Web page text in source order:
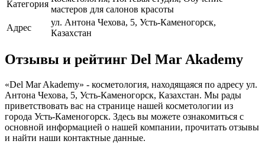
Категория
мастеров для салонов красоты
Адрес
ул. Антона Чехова, 5, Усть-Каменогорск,
Казахстан
Отзывы и рейтинг Del Mar Akademy
«Del Mar Akademy» - косметология, находящаяся по адресу ул.
Антона Чехова, 5, Усть-Каменогорск, Казахстан. Мы рады
приветствовать вас на странице нашей косметологии из
города Усть-Каменогорск. Здесь вы можете ознакомиться с
основной информацией о нашей компании, прочитать отзывы
и найти наши контактные данные.